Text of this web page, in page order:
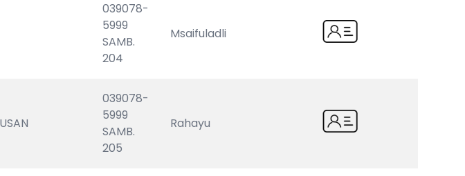
039078-
5999
SAMB.
204
Msaifuladli
039078-
5999
SAMB.
205
Rahayu